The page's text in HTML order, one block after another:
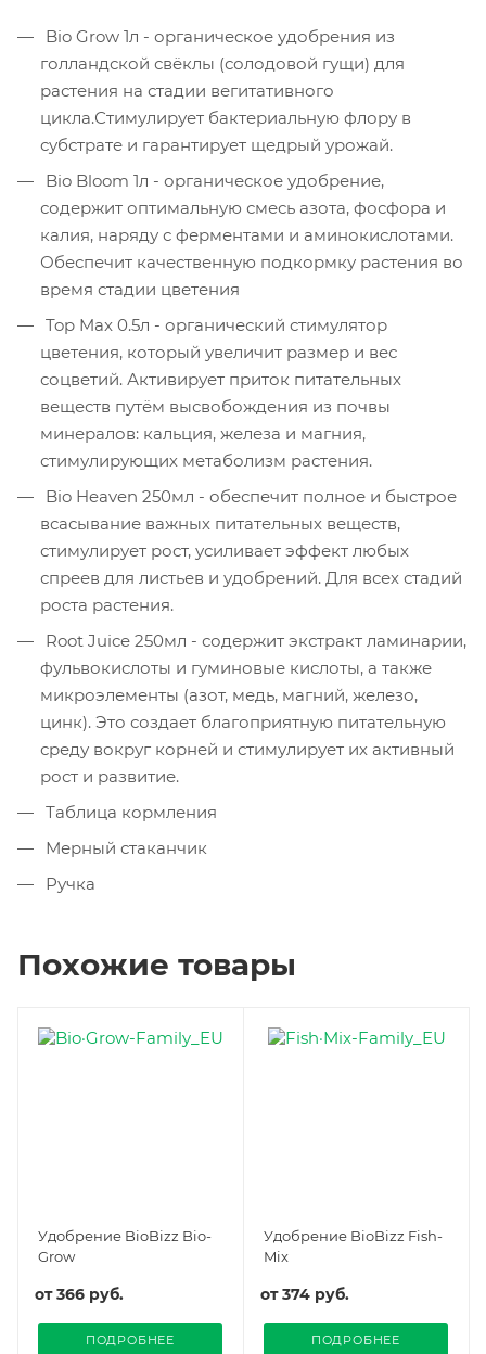
Bio Grow 1л - органическое удобрения из
голландской свёклы (солодовой гущи) для
растения на стадии вегитативного
цикла.Стимулирует бактериальную флору в
субстрате и гарантирует щедрый урожай.
Bio Bloom 1л - органическое удобрение,
содержит оптимальную смесь азота, фосфора и
калия, наряду с ферментами и аминокислотами.
Обеспечит качественную подкормку растения во
время стадии цветения
Top Max 0.5л - органический стимулятор
цветения, который увеличит размер и вес
соцветий. Активирует приток питательных
веществ путём высвобождения из почвы
минералов: кальция, железа и магния,
стимулирующих метаболизм растения.
Bio Heaven 250мл - обеспечит полное и быстрое
всасывание важных питательных веществ,
стимулирует рост, усиливает эффект любых
спреев для листьев и удобрений. Для всех стадий
роста растения.
Root Juice 250мл - содержит экстракт ламинарии,
фульвокислоты и гуминовые кислоты, а также
микроэлементы (азот, медь, магний, железо,
цинк). Это создает благоприятную питательную
среду вокруг корней и стимулирует их активный
рост и развитие.
Таблица кормления
Мерный стаканчик
Ручка
Похожие товары
Удобрение BioBizz Bio-
Grow
от366 руб.
ПОДРОБНЕЕ
Удобрение BioBizz Fish-
Mix
от374 руб.
ПОДРОБНЕЕ